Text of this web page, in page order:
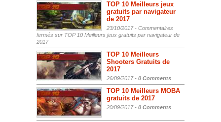
TOP 10 Meilleurs jeux
gratuits par navigateur
de 2017
23/10/2017 - Commentaires
fermés sur TOP 10 Meilleurs jeux gratuits par navigateur de
2017
TOP 10 Meilleurs
Shooters Gratuits de
2017
26/09/2017 - 0 Comments
TOP 10 Meilleurs MOBA
gratuits de 2017
20/09/2017 - 0 Comments